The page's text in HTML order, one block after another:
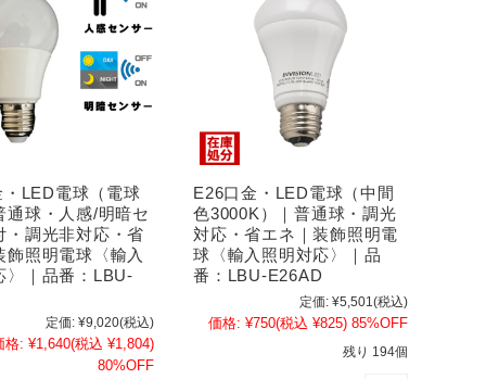
・LED電球（電球
通球・人感/明暗セ
・調光非対応・省
飾照明電球〈輸入
〉｜品番：LBU-
定価: ¥9,020(税込)
格: ¥1,640(税込 ¥1,804)
80%OFF
E26口金・LED電球（中間
色3000K）｜普通球・調光
対応・省エネ｜装飾照明電
球〈輸入照明対応〉｜品
番：LBU-E26AD
定価: ¥5,501 (税込)
価格: ¥750(税込 ¥825) 85%OFF
残り 194個